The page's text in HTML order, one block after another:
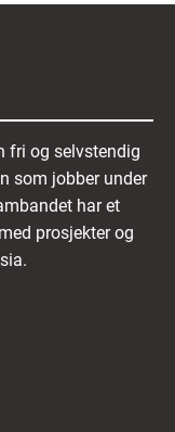
fri og selvstendig
som jobber under
har et
prosjekter og